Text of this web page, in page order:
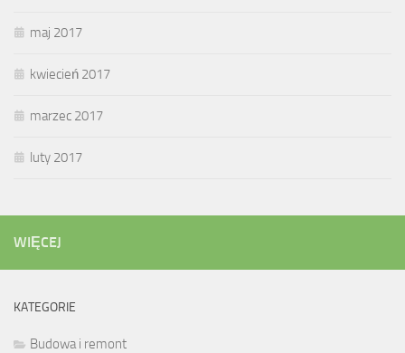
maj 2017
kwiecień 2017
marzec 2017
luty 2017
WIĘCEJ
KATEGORIE
Budowa i remont